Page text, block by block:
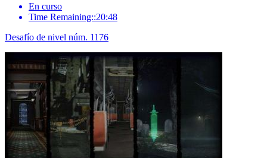
En curso
Time Remaining::20:48
Desafío de nivel núm. 1176